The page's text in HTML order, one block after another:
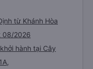
từ Khánh Hòa
08/2026
hành tại Cây